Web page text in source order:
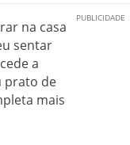
na casa
sentar
a
prato de
mais